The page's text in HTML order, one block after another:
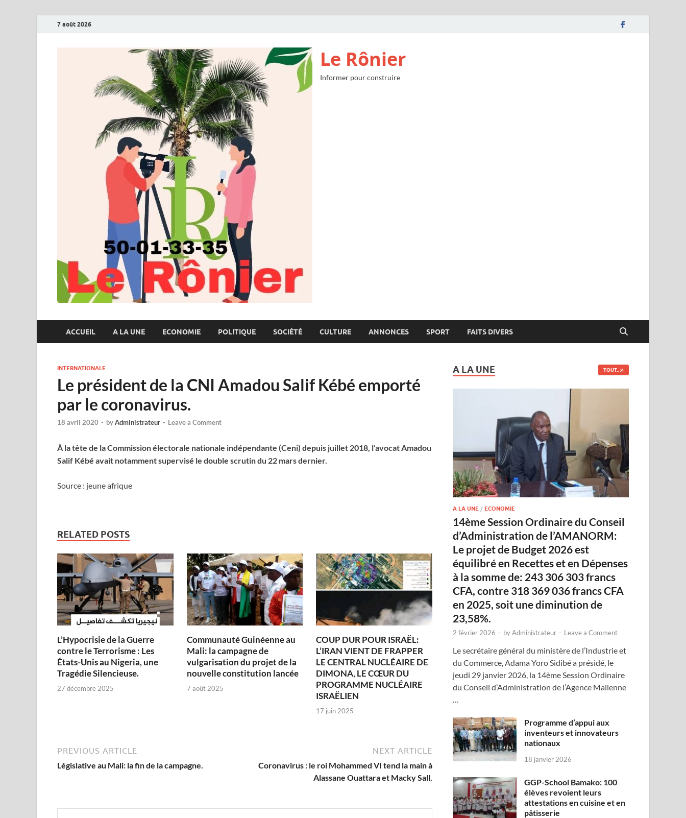
7 août 2026
Le Rônier
Informer pour construire
ACCUEIL A LA UNE ECONOMIE POLITIQUE SOCIÉTÉ CULTURE ANNONCES SPORT FAITS DIVERS
INTERNATIONALE
Le président de la CNI Amadou Salif Kébé emporté
par le coronavirus.
18 avril 2020 - byAdministrateur - Leave a Comment
À la tête de la Commission électorale nationale indépendante (Ceni) depuis juillet 2018, l’avocat Amadou
Salif Kébé avait notamment supervisé le double scrutin du 22 mars dernier.
Source : jeune afrique
RELATED POSTS
L’Hypocrisie de la Guerre
contre le Terrorisme : Les
États-Unis au Nigeria, une
Tragédie Silencieuse.
27 décembre 2025
Communauté Guinéenne au
Mali: la campagne de
vulgarisation du projet de la
nouvelle constitution lancée
7 août 2025
COUP DUR POUR ISRAËL:
L’IRAN VIENT DE FRAPPER
LE CENTRAL NUCLÉAIRE DE
DIMONA, LE CŒUR DU
PROGRAMME NUCLÉAIRE
ISRAËLIEN
17 juin 2025
PREVIOUS ARTICLE
Législative au Mali: la fin de la campagne.
NEXT ARTICLE
Coronavirus : le roi Mohammed VI tend la main à
Alassane Ouattara et Macky Sall.
A LA UNE TOUT..
A LA UNE /ECONOMIE
14ème Session Ordinaire du Conseil
d’Administration de l’AMANORM:
Le projet de Budget 2026 est
équilibré en Recettes et en Dépenses
à la somme de: 243 306 303 francs
CFA, contre 318 369 036 francs CFA
en 2025, soit une diminution de
23,58%.
2 février 2026 - byAdministrateur - Leave a Comment
Le secrétaire général du ministère de l’Industrie et
du Commerce, Adama Yoro Sidibé a présidé, le
jeudi 29 janvier 2026, la 14ème Session Ordinaire
du Conseil d’Administration de l’Agence Malienne
…
Programme d’appui aux
inventeurs et innovateurs
nationaux
18 janvier 2026
GGP-School Bamako: 100
élèves revoient leurs
attestations en cuisine et en
pâtisserie